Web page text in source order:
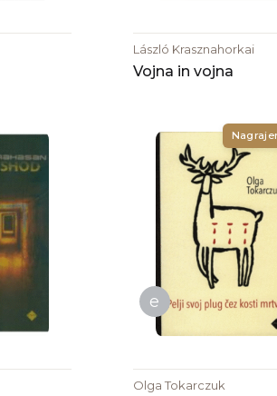
László Krasznahorkai
Vojna in vojna
e
Olga Tokarczuk